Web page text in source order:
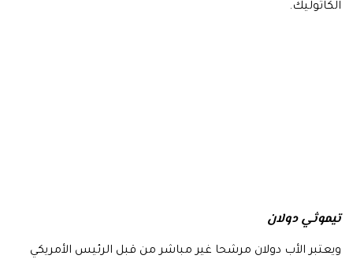
الكاثوليك.
تيموثي دولان
ويعتبر الأب دولان مرشحا غير مباشر من قبل الرئيس الأمريكي